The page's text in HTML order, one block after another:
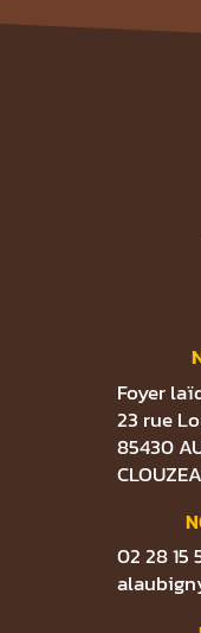
Foyer
23 rue
85430
02 28 15